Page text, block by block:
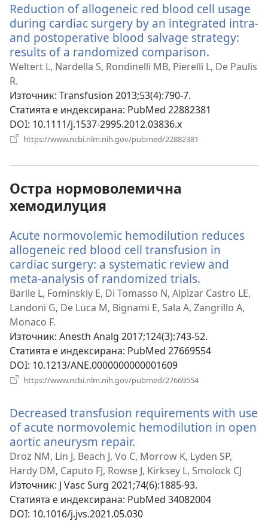
Reduction of allogeneic red blood cell usage
during cardiac surgery by an integrated intra-
and postoperative blood salvage strategy:
results of a randomized comparison.
нов
Weltert L, Nardella S, Rondinelli MB, Pierelli L, De Paulis
R.
Източник‎: Transfusion 2013;53(4):790-7.
Статията е индексирана‎: PubMed 22882381
DOI‎: 10.1111/j.1537-2995.2012.03836.x
https://www.ncbi.nlm.nih.gov/pubmed/22882381
Остра нормоволемична
хемодилуция
Acute normovolemic hemodilution reduces
allogeneic red blood cell transfusion in
cardiac surgery: a systematic review and
meta-analysis of randomized trials.
нов
прозорец)
Barile L, Fominskiy E, Di Tomasso N, Alpìzar Castro LE,
Landoni G, De Luca M, Bignami E, Sala A, Zangrillo A,
Monaco F.
Източник‎: Anesth Analg 2017;124(3):743-52.
Статията е индексирана‎: PubMed 27669554
DOI‎: 10.1213/ANE.0000000000001609
https://www.ncbi.nlm.nih.gov/pubmed/27669554
Decreased transfusion requirements with use
of acute normovolemic hemodilution in open
aortic aneurysm repair.
нов
прозорец)
Droz NM, Lin J, Beach J, Vo C, Morrow K, Lyden SP,
Hardy DM, Caputo FJ, Rowse J, Kirksey L, Smolock CJ
Източник‎: J Vasc Surg 2021;74(6):1885-93.
Статията е индексирана‎: PubMed 34082004
DOI‎: 10.1016/j.jvs.2021.05.030